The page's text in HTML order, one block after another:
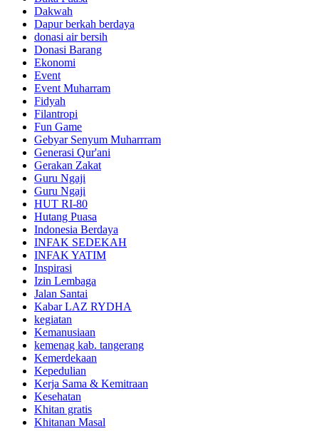
Dakwah
Dapur berkah berdaya
donasi air bersih
Donasi Barang
Ekonomi
Event
Event Muharram
Fidyah
Filantropi
Fun Game
Gebyar Senyum Muharrram
Generasi Qur'ani
Gerakan Zakat
Guru Ngaji
Guru Ngaji
HUT RI-80
Hutang Puasa
Indonesia Berdaya
INFAK SEDEKAH
INFAK YATIM
Inspirasi
Izin Lembaga
Jalan Santai
Kabar LAZ RYDHA
kegiatan
Kemanusiaan
kemenag kab. tangerang
Kemerdekaan
Kepedulian
Kerja Sama & Kemitraan
Kesehatan
Khitan gratis
Khitanan Masal